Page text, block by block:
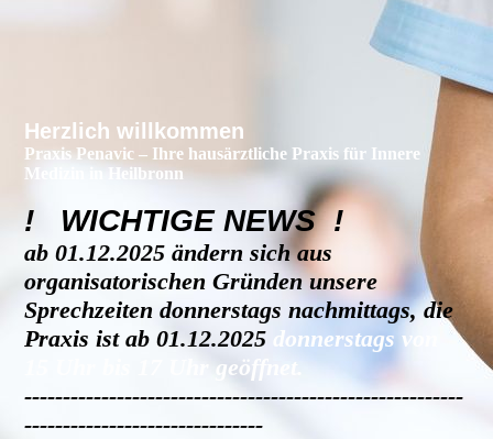
Herzlich willkommen
Praxis Penavic – Ihre hausärztliche Praxis für Innere
Medizin in Heilbronn
! WICHTIGE NEWS !
ab 01.12.2025 ändern sich aus
organisatorischen Gründen unsere
Sprechzeiten donnerstags nachmittags, die
Praxis ist ab 01.12.2025 donnerstags von
15 Uhr bis 17 Uhr geöffnet.
---------------------------------------------------------
-------------------------------